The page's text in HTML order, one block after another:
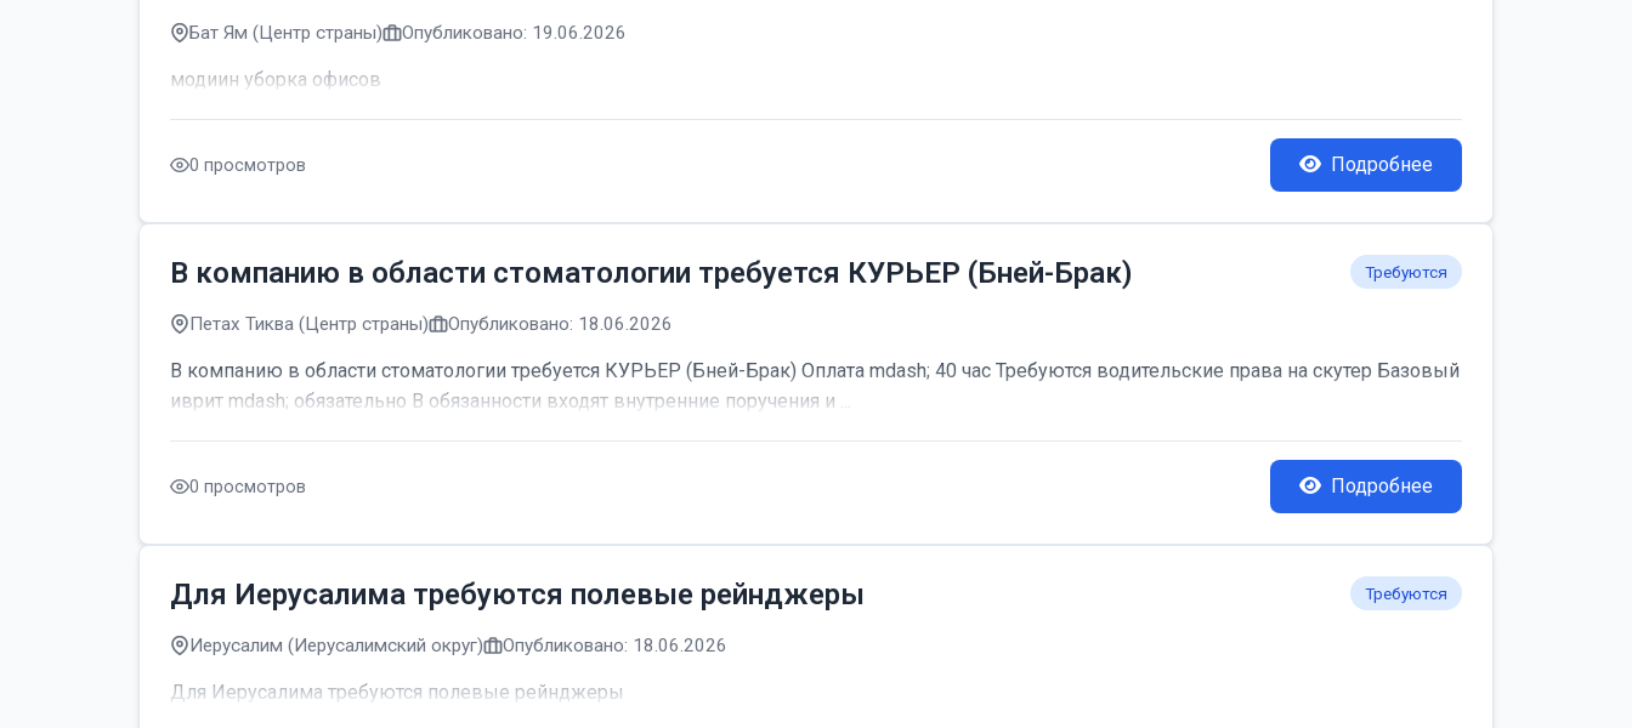
Бат Ям (Центр страны) Опубликовано: 19.06.2026
модиин уборка офисов
0 просмотров Подробнее
В компанию в области стоматологии требуется КУРЬЕР (Бней-Брак) Требуются
Петах Тиква (Центр страны) Опубликовано: 18.06.2026
В компанию в области стоматологии требуется КУРЬЕР (Бней-Брак) Оплата mdash; 40 час Требуются водительские права на скутер Базовый
иврит mdash; обязательно В обязанности входят внутренние поручения и ...
0 просмотров Подробнее
Для Иерусалима требуются полевые рейнджеры Требуются
Иерусалим (Иерусалимский округ) Опубликовано: 18.06.2026
Для Иерусалима требуются полевые рейнджеры